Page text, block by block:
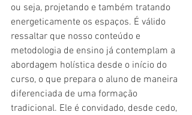
ou seja, projetando e também tratando
energeticamente os espaços. É válido
ressaltar que nosso conteúdo e
metodologia de ensino já contemplam a
abordagem holística desde o início do
curso, o que prepara o aluno de maneira
diferenciada de uma formação
tradicional. Ele é convidado, desde cedo,